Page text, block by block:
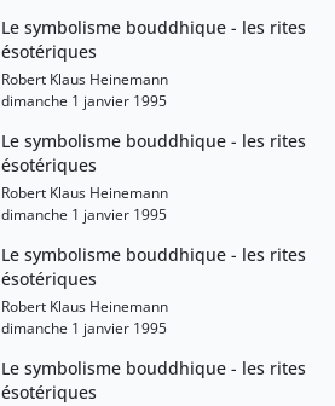
Le symbolisme bouddhique - les rites
ésotériques
Robert Klaus Heinemann
dimanche 1 janvier 1995
Le symbolisme bouddhique - les rites
ésotériques
Robert Klaus Heinemann
dimanche 1 janvier 1995
Le symbolisme bouddhique - les rites
ésotériques
Robert Klaus Heinemann
dimanche 1 janvier 1995
Le symbolisme bouddhique - les rites
ésotériques